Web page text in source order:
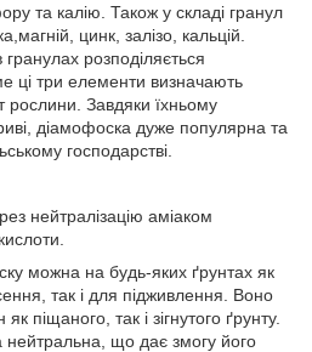
та калію. Також у складі гранул
цинк, залізо, кальцій.
розподіляється
ці три елементи визначають
рослини. Завдяки їхньому
діамофоска дуже популярна та
господарстві.
нейтралізацію аміаком
можна на будь-яких ґрунтах як
так і для підживлення. Воно
піщаного, так і зігнутого ґрунту.
нейтральна, що дає змогу його